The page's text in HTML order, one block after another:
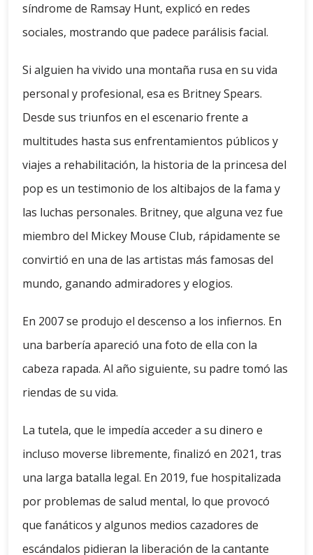
síndrome de Ramsay Hunt, explicó en redes
sociales, mostrando que padece parálisis facial.
Si alguien ha vivido una montaña rusa en su vida
personal y profesional, esa es Britney Spears.
Desde sus triunfos en el escenario frente a
multitudes hasta sus enfrentamientos públicos y
viajes a rehabilitación, la historia de la princesa del
pop es un testimonio de los altibajos de la fama y
las luchas personales. Britney, que alguna vez fue
miembro del Mickey Mouse Club, rápidamente se
convirtió en una de las artistas más famosas del
mundo, ganando admiradores y elogios.
En 2007 se produjo el descenso a los infiernos. En
una barbería apareció una foto de ella con la
cabeza rapada. Al año siguiente, su padre tomó las
riendas de su vida.
La tutela, que le impedía acceder a su dinero e
incluso moverse libremente, finalizó en 2021, tras
una larga batalla legal. En 2019, fue hospitalizada
por problemas de salud mental, lo que provocó
que fanáticos y algunos medios cazadores de
escándalos pidieran la liberación de la cantante